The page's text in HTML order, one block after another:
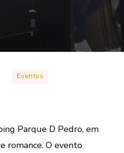
Eventos
Parque D Pedro, em
romance. O evento